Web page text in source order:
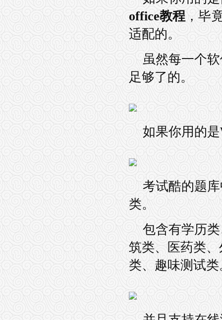
office教程 ，毕
适配的。
虽然每一个
足够了的。
如果你用的
考试酷的题
类。
包含有学历
筑类、医药类
类、趣味测试类